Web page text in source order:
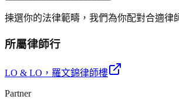
揀選你的法律範疇，我們為你配對合適律
所屬律師行
LO & LO ，羅文錦律師樓
Partner